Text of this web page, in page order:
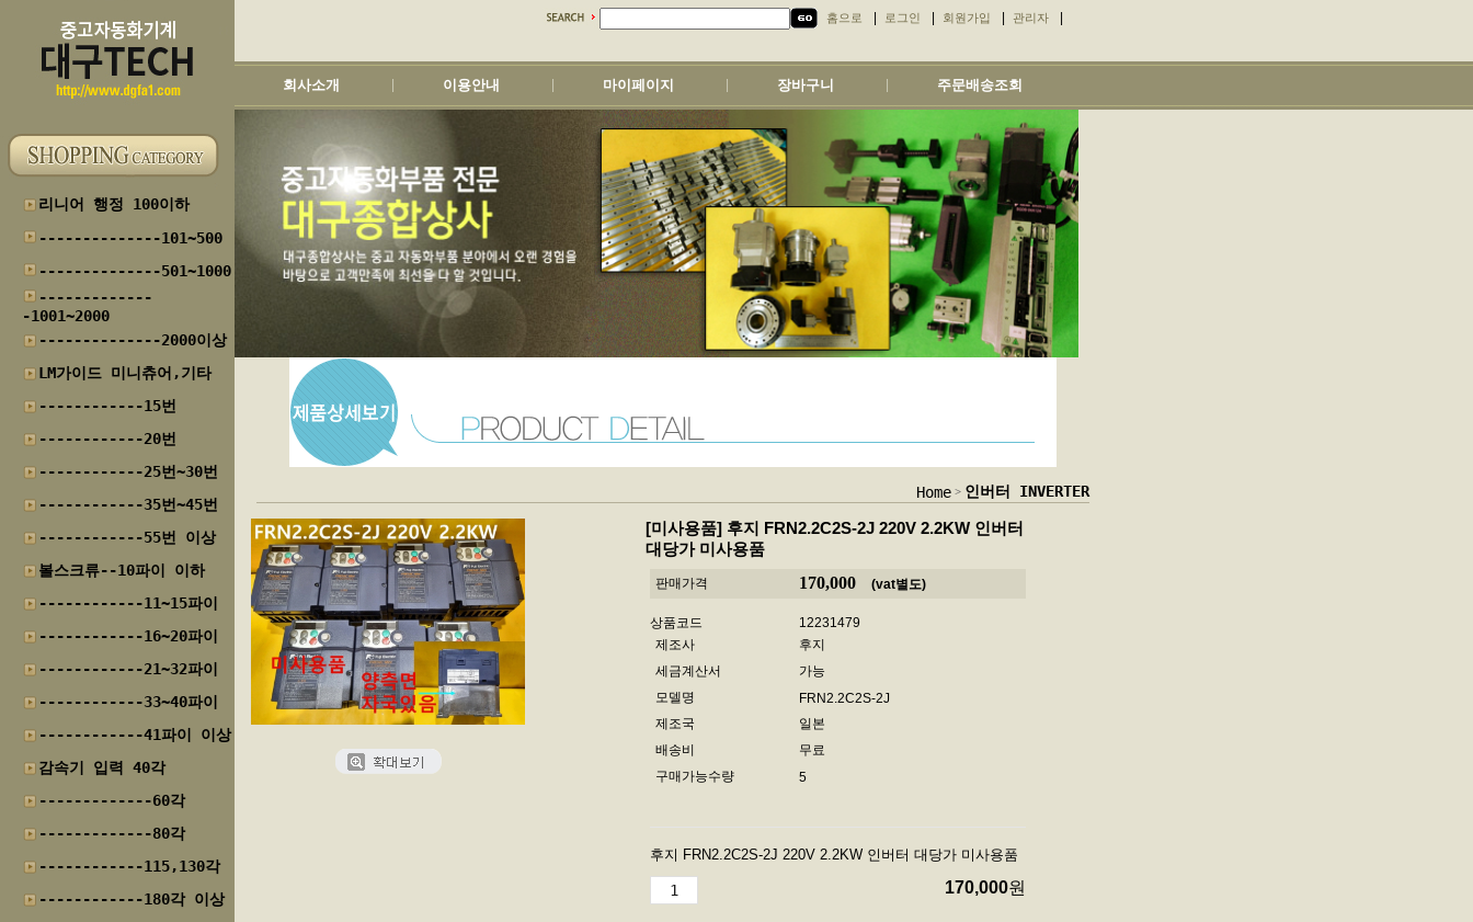
홈으로 로그인 회원가입 관리자
회사소개 이용안내 마이페이지 장바구니 주문배송조회
리니어 행정 100이하
--------------101~500
--------------501~1000
-------------
-1001~2000
--------------2000이상
LM가이드 미니츄어,기타
------------15번
------------20번
------------25번~30번
------------35번~45번
------------55번 이상
볼스크류--10파이 이하
------------11~15파이
------------16~20파이
------------21~32파이
------------33~40파이
------------41파이 이상
감속기 입력 40각
-------------60각
-------------80각
------------115,130각
------------180각 이상
Home > 인버터 INVERTER
[미사용품] 후지 FRN2.2C2S-2J 220V 2.2KW 인버터
대당가 미사용품
판매가격 170,000 (vat별도)
상품코드
12231479
제조사
후지
세금계산서
가능
모델명
FRN2.2C2S-2J
제조국
일본
배송비
무료
구매가능수량
5
후지 FRN2.2C2S-2J 220V 2.2KW 인버터 대당가 미사용품
170,000원